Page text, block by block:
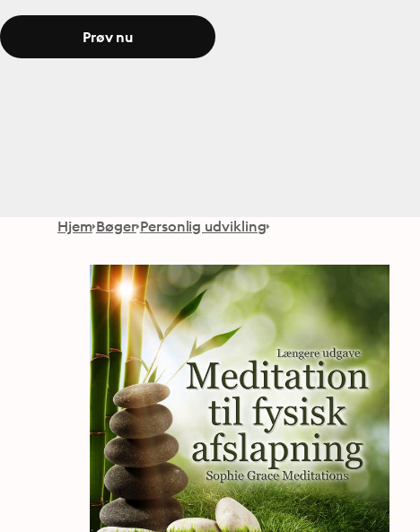
Prøv nu
Hjem Bøger Personlig udvikling